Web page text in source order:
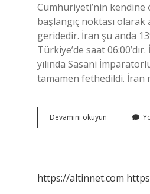
Cumhuriyeti’nin kendine
başlangıç ​​noktası
geridedir. İran şu anda
Türkiye’de saat
yılında Sasani
tamamen fethedildi. İran
Devamını okuyun
Kaç
https://altinnet.com